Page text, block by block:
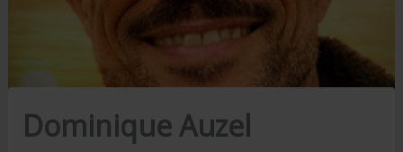
Dominique Auzel